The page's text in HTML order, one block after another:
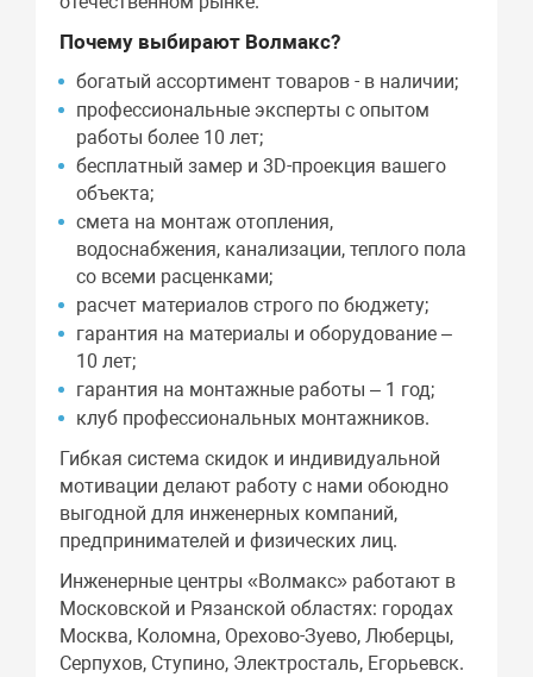
Почему выбирают Волмакс?
богатый ассортимент товаров - в наличии;
профессиональные эксперты с опытом
работы более 10 лет;
бесплатный замер и 3D-проекция вашего
объекта;
смета на монтаж отопления,
водоснабжения, канализации, теплого пола
со всеми расценками;
расчет материалов строго по бюджету;
гарантия на материалы и оборудование –
10 лет;
гарантия на монтажные работы – 1 год;
клуб профессиональных монтажников.
Гибкая система скидок и индивидуальной
мотивации делают работу с нами обоюдно
выгодной для инженерных компаний,
предпринимателей и физических лиц.
Инженерные центры «Волмакс» работают в
Московской и Рязанской областях: городах
Москва, Коломна, Орехово-Зуево, Люберцы,
Серпухов, Ступино, Электросталь, Егорьевск.